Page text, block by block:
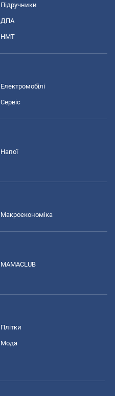
Підручники
ДПА
НМТ
Електромобілі
Сервіс
Напої
Макроекономіка
MAMACLUB
Плітки
Мода